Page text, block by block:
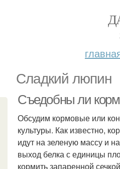
Сладкий люпин
Съедобны ли
Обсудим кормовые или
культуры. Как известно,
идут на зеленую массу и
выход белка с единицы
кормить запаренной